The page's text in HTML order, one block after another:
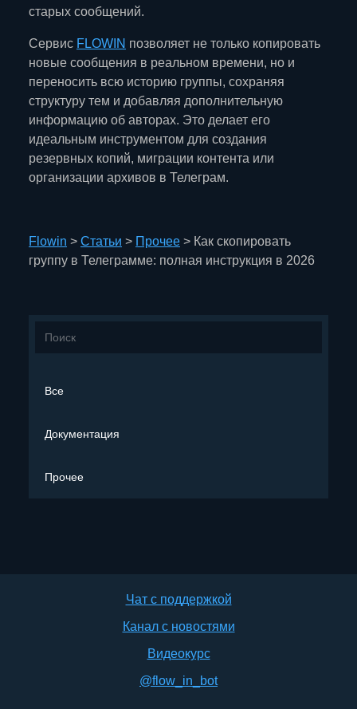
старых сообщений.
Сервис FLOWIN позволяет не только копировать
новые сообщения в реальном времени, но и
переносить всю историю группы, сохраняя
структуру тем и добавляя дополнительную
информацию об авторах. Это делает его
идеальным инструментом для создания
резервных копий, миграции контента или
организации архивов в Телеграм.
Flowin > Статьи > Прочее > Как скопировать
группу в Телеграмме: полная инструкция в 2026
Все
Документация
Прочее
Чат с поддержкой
Канал с новостями
Видеокурс
@flow_in_bot